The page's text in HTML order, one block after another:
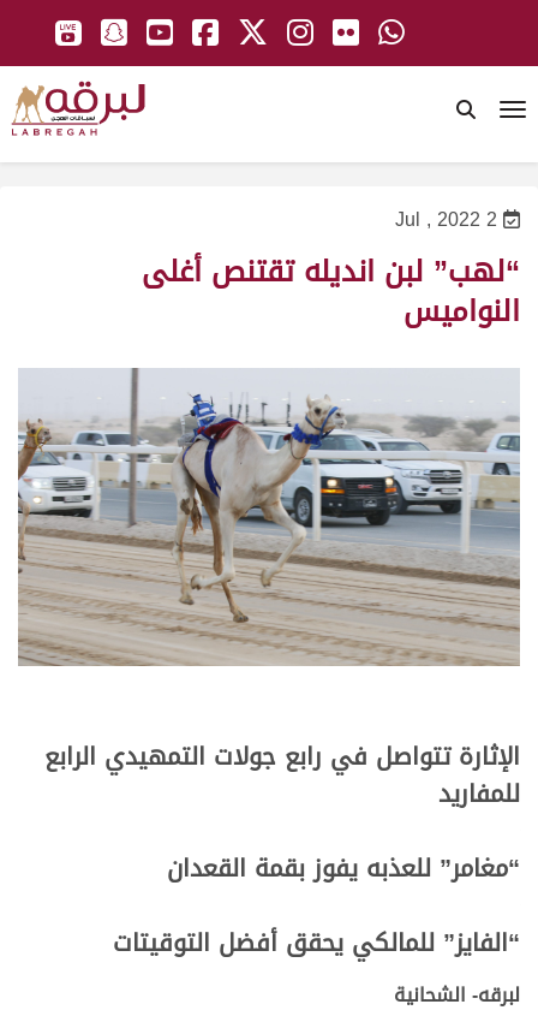
2 Jul , 2022
“لهب” لبن انديله تقتنص أغلى
النواميس
الإثارة تتواصل في رابع جولات التمهيدي الرابع
للمفاريد
“مغامر” للعذبه يفوز بقمة القعدان
“الفايز” للمالكي يحقق أفضل التوقيتات
لبرقه- الشحانية